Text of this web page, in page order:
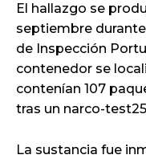
El hallazgo se
septiembre
de Inspección
contenedor se
contenían 107
tras un narco-
La sustancia fue